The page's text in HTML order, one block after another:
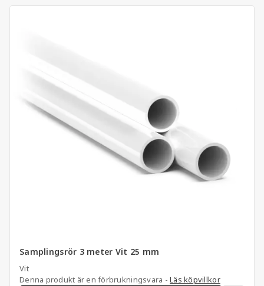
Samplingsrör 3 meter Vit 25 mm
Vit
Denna produkt är en förbrukningsvara -Läs köpvillkor